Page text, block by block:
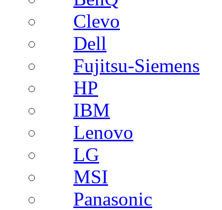
Clevo
Dell
Fujitsu-Siemens
HP
IBM
Lenovo
LG
MSI
Panasonic